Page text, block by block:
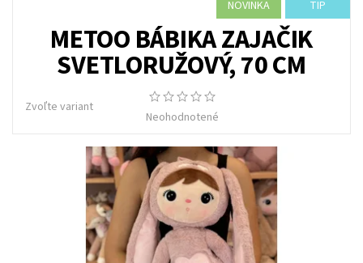
NOVINKA TIP
METOO BÁBIKA ZAJAČIK
SVETLORUŽOVÝ, 70 CM
Zvoľte variant
Neohodnotené